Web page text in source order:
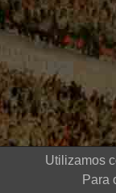
internacional
Utilizamos
Para